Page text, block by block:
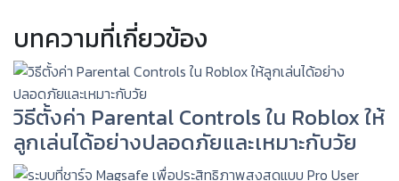
บทความที่เกี่ยวข้อง
วิธีตั้งค่า Parental Controls ใน Roblox ให้
ลูกเล่นได้อย่างปลอดภัยและเหมาะกับวัย